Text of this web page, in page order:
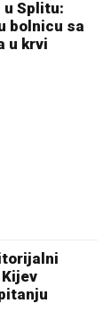
u Splitu:
bolnicu sa
u krvi